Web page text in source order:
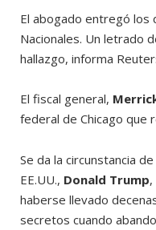
El abogado entregó los
Nacionales. Un letrado
hallazgo, informa
El fiscal general,
federal de Chicago que
Se da la circunstancia
EE.UU., Donald Trump
haberse llevado
secretos cuando